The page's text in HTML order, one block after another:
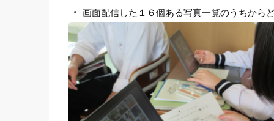
画面配信した１６個ある写真一覧のうちから